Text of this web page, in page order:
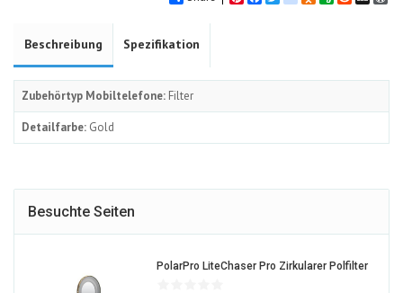
Beschreibung Spezifikation
Zubehörtyp Mobiltelefone: Filter
Detailfarbe: Gold
Besuchte Seiten
PolarPro LiteChaser Pro Zirkularer Polfilter